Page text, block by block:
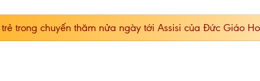
trong chuyến thăm nửa ngày tới Assisi của Đức Giáo